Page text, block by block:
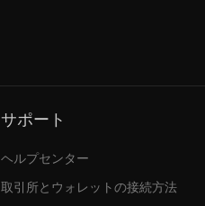
サポート
ヘルプセンター
取引所とウォレットの接続方法